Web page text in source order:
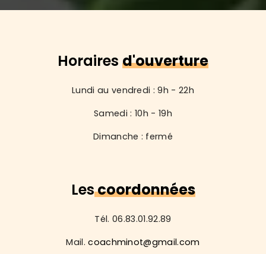
Horaires d'ouverture
Lundi au vendredi : 9h - 22h
Samedi : 10h - 19h
Dimanche : fermé
Lescoordonnées
Tél. 06.83.01.92.89
Mail.coachminot@gmail.com